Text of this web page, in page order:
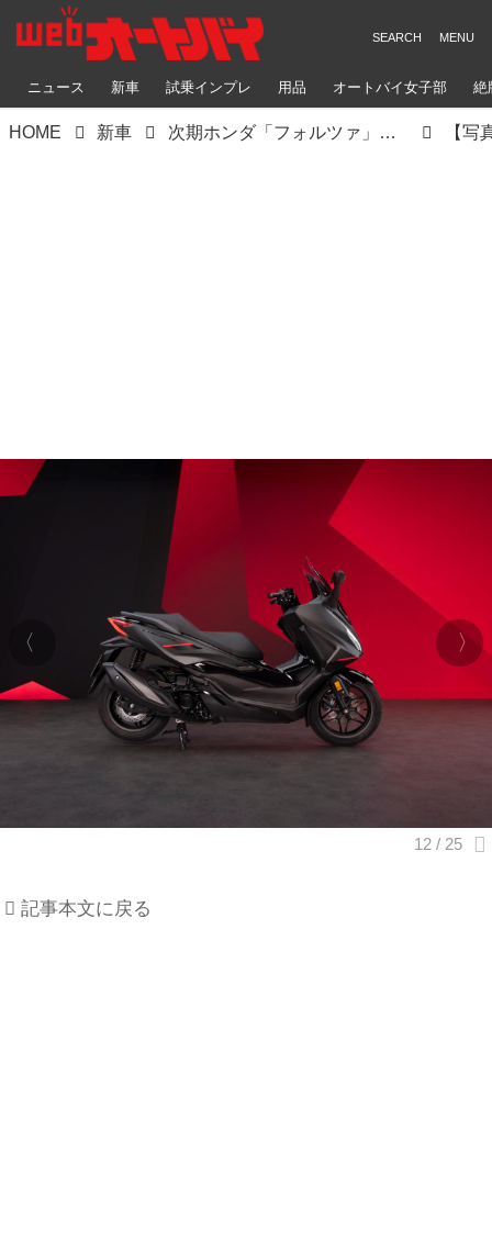
ニュース 新車 試乗インプレ 用品 オートバイ女子部 絶
HOME 新車 次期ホンダ「フォルツァ」にはTFT液晶メーターが搭載される？ 2025年モデルの「フォルツァ350」が欧州で登場！
記事本文に戻る